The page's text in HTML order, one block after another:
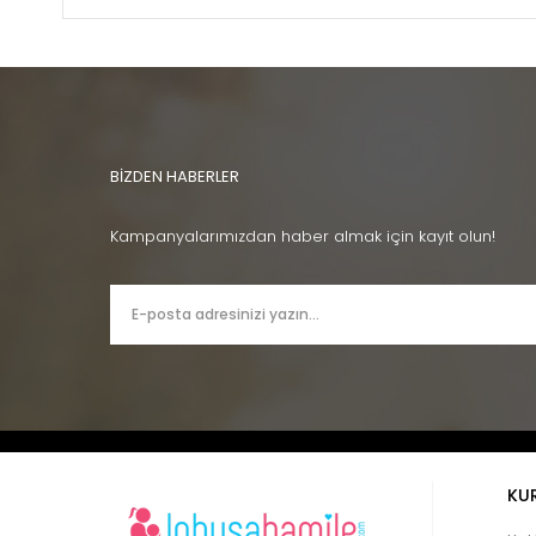
BİZDEN HABERLER
Kampanyalarımızdan haber almak için kayıt olun!